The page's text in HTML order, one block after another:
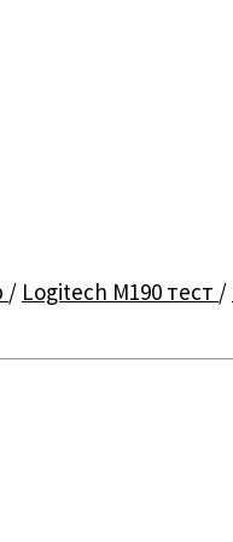
/ Logitech M190 тест /